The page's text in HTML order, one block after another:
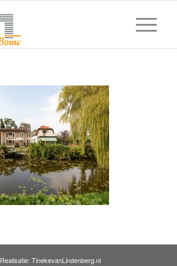
Realisatie: TinekevanLindenberg.nl